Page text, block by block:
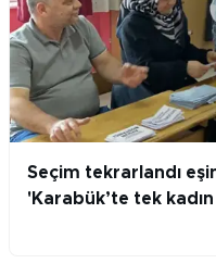
Seçim tekrarlandı
'Karabük’te tek